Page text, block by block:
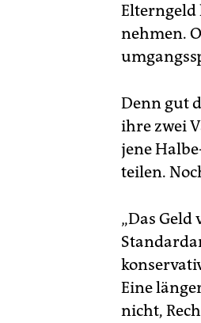
Elterngeld
nehmen.
Denn gut
ihre zwei
jene
teilen.
„Das Geld
Eine
nicht,